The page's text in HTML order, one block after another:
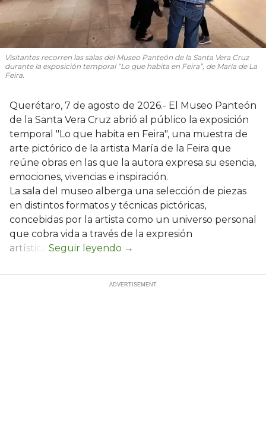
Visitantes recorren las salas del Museo Panteón de la Santa Vera Cruz
durante la exposición temporal “Lo que habita en Feira”, de María de La
Feira.
Querétaro, 7 de agosto de 2026.- El Museo Panteón
de la Santa Vera Cruz abrió al público la exposición
temporal "Lo que habita en Feira", una muestra de
arte pictórico de la artista María de la Feira que
reúne obras en las que la autora expresa su esencia,
emociones, vivencias e inspiración.
La sala del museo alberga una selección de piezas
en distintos formatos y técnicas pictóricas,
concebidas por la artista como un universo personal
que cobra vida a través de la expresión
artística.